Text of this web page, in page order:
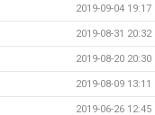
2019-09-04 19:17
2019-08-31 20:32
2019-08-20 20:30
2019-08-09 13:11
2019-06-26 12:45